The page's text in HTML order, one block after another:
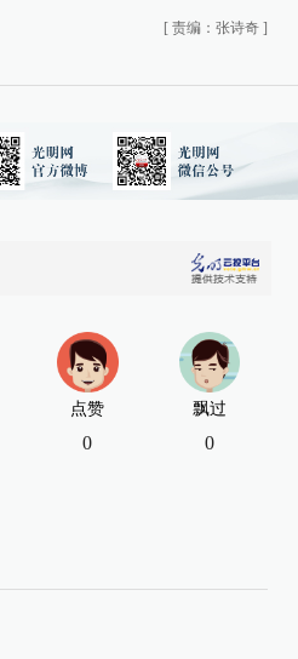
[ 责编：张诗奇 ]
点赞
0
飘过
0